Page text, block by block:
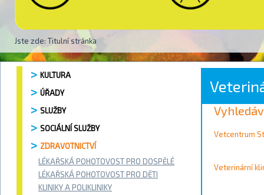
Jste zde: Titulní stránka
KULTURA
ÚŘADY
SLUŽBY
SOCIÁLNÍ SLUŽBY
ZDRAVOTNICTVÍ
LÉKAŘSKÁ POHOTOVOST PRO DOSPĚLÉ
LÉKAŘSKÁ POHOTOVOST PRO DĚTI
KLINIKY A POLIKLINIKY
Vyhledat
Kontakty
Vetcentrum
Veterinární